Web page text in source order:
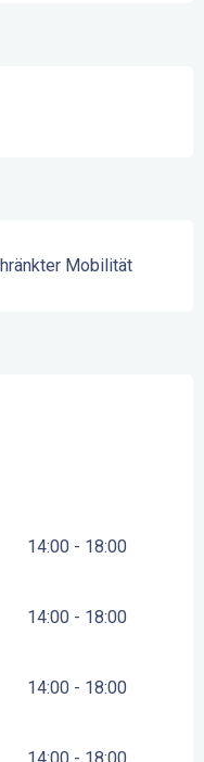
Mobilität
14:00 - 18:00
14:00 - 18:00
14:00 - 18:00